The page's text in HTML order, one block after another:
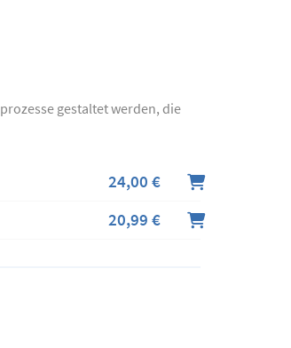
gestaltet werden, die
24,00 €
20,99 €